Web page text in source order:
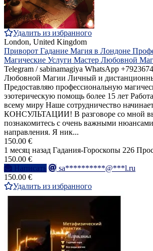
Удалить из избранного
London, United Kingdom
Приворот Гадание Магия в Лондоне
Магические Услуги Мастер Любовной
Telegram / sabinamagiya WhatsApp
Любовной Магии Личный и
Предоставляю профессиональную
эзотерическую помощь более 15 лет
всему миру Наше сотрудничество
КОНСУЛЬТАЦИИ! В разговоре со мной вы
познакомитесь с очень важными
направления. Я ник...
150.00 €
1 месяц назад Гадания-Гороскопы 226
150.00 €
Написать
sa**********@***l.ru
150.00 €
Удалить из избранного